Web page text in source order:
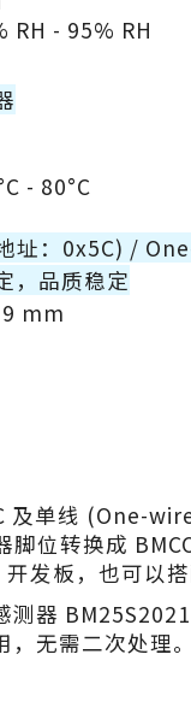
RH - 95% RH
- 80°C
址：0x5C) /
，品质稳定
mm
及单线 (One-
脚位转换成
发板，也可以
测器
无需二次处理。